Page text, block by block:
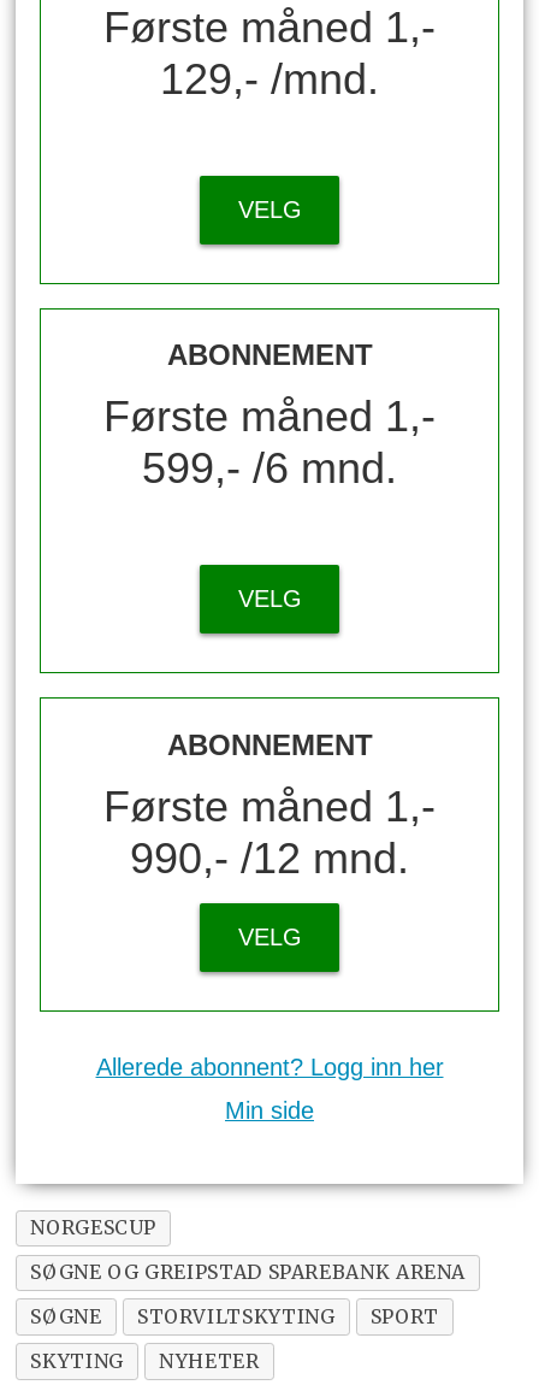
Første måned 1,-
129,- /mnd.
VELG
ABONNEMENT
Første måned 1,-
599,- /6 mnd.
VELG
ABONNEMENT
Første måned 1,-
990,- /12 mnd.
VELG
Allerede abonnent? Logg inn her
Min side
NORGESCUP
SØGNE OG GREIPSTAD SPAREBANK ARENA
SØGNE
STORVILTSKYTING
SPORT
SKYTING
NYHETER